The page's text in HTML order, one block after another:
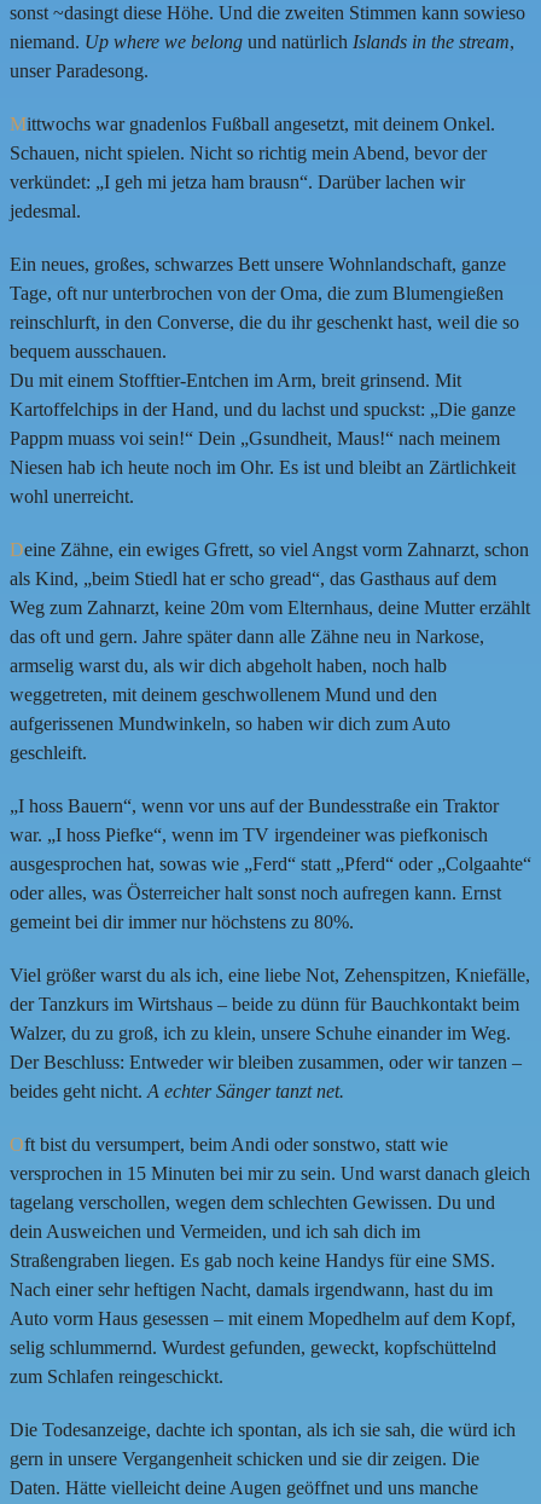
sonst ~dasingt diese Höhe. Und die zweiten Stimmen kann sowieso
niemand. Up where we belong und natürlich Islands in the stream,
unser Paradesong.
Mittwochs war gnadenlos Fußball angesetzt, mit deinem Onkel.
Schauen, nicht spielen. Nicht so richtig mein Abend, bevor der
verkündet: „I geh mi jetza ham brausn“. Darüber lachen wir
jedesmal.
Ein neues, großes, schwarzes Bett unsere Wohnlandschaft, ganze
Tage, oft nur unterbrochen von der Oma, die zum Blumengießen
reinschlurft, in den Converse, die du ihr geschenkt hast, weil die so
bequem ausschauen.
Du mit einem Stofftier-Entchen im Arm, breit grinsend. Mit
Kartoffelchips in der Hand, und du lachst und spuckst: „Die ganze
Pappm muass voi sein!“ Dein „Gsundheit, Maus!“ nach meinem
Niesen hab ich heute noch im Ohr. Es ist und bleibt an Zärtlichkeit
wohl unerreicht.
Deine Zähne, ein ewiges Gfrett, so viel Angst vorm Zahnarzt, schon
als Kind, „beim Stiedl hat er scho gread“, das Gasthaus auf dem
Weg zum Zahnarzt, keine 20m vom Elternhaus, deine Mutter erzählt
das oft und gern. Jahre später dann alle Zähne neu in Narkose,
armselig warst du, als wir dich abgeholt haben, noch halb
weggetreten, mit deinem geschwollenem Mund und den
aufgerissenen Mundwinkeln, so haben wir dich zum Auto
geschleift.
„I hoss Bauern“, wenn vor uns auf der Bundesstraße ein Traktor
war. „I hoss Piefke“, wenn im TV irgendeiner was piefkonisch
ausgesprochen hat, sowas wie „Ferd“ statt „Pferd“ oder „Colgaahte“
oder alles, was Österreicher halt sonst noch aufregen kann. Ernst
gemeint bei dir immer nur höchstens zu 80%.
Viel größer warst du als ich, eine liebe Not, Zehenspitzen, Kniefälle,
der Tanzkurs im Wirtshaus – beide zu dünn für Bauchkontakt beim
Walzer, du zu groß, ich zu klein, unsere Schuhe einander im Weg.
Der Beschluss: Entweder wir bleiben zusammen, oder wir tanzen –
beides geht nicht. A echter Sänger tanzt net.
Oft bist du versumpert, beim Andi oder sonstwo, statt wie
versprochen in 15 Minuten bei mir zu sein. Und warst danach gleich
tagelang verschollen, wegen dem schlechten Gewissen. Du und
dein Ausweichen und Vermeiden, und ich sah dich im
Straßengraben liegen. Es gab noch keine Handys für eine SMS.
Nach einer sehr heftigen Nacht, damals irgendwann, hast du im
Auto vorm Haus gesessen – mit einem Mopedhelm auf dem Kopf,
selig schlummernd. Wurdest gefunden, geweckt, kopfschüttelnd
zum Schlafen reingeschickt.
Die Todesanzeige, dachte ich spontan, als ich sie sah, die würd ich
gern in unsere Vergangenheit schicken und sie dir zeigen. Die
Daten. Hätte vielleicht deine Augen geöffnet und uns manche